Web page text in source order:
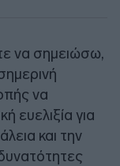
να σημειώσω,
να
ευελιξία για
και την